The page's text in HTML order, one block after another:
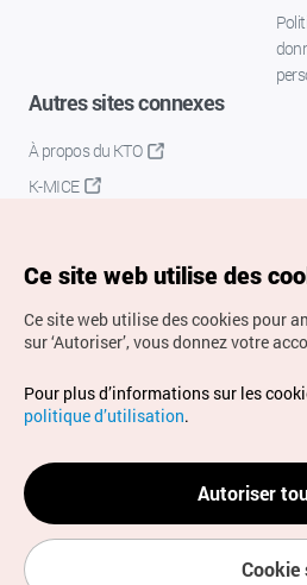
Autres sites connexes
À propos du KTO
K-MICE
Droits d’auteur (c) Office National
Tous droits réservés.
Pour les rapports d'erreurs et
adressez vos demandes à
info.ontc@gmail.com
Ce site web utilise des
Ce site web utilise des cookies pour
sur ‘Autoriser’, vous donnez votre
Pour plus d’informations sur les
politique d’utilisation.
Autoriser
Cookie